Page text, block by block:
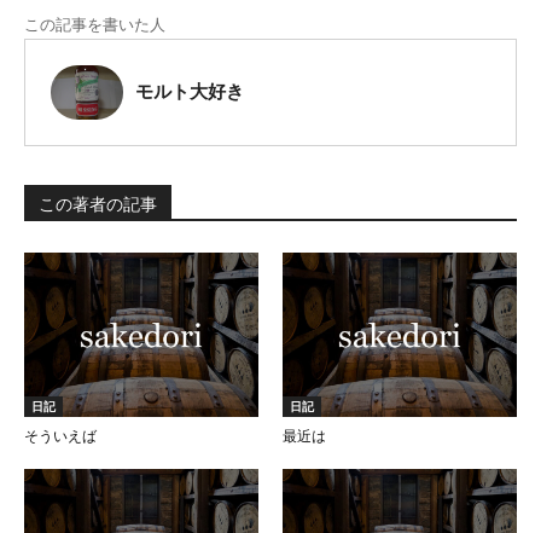
この記事を書いた人
モルト大好き
この著者の記事
日記
そういえば
日記
最近は